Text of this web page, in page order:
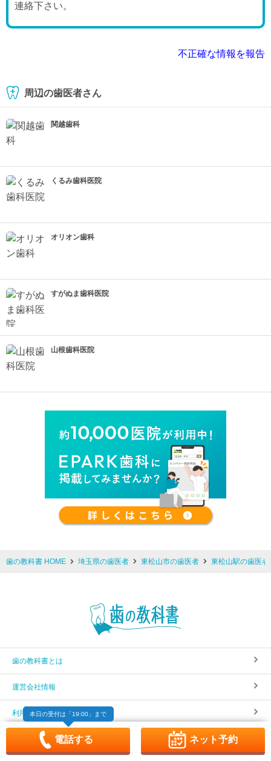
本日の受付は 「19:00」まで
電話する ネット予約
連絡下さい。
不正確な情報を報告
周辺の歯医者さん
関越歯科
くるみ歯科医院
オリオン歯科
すがぬま歯科医院
山根歯科医院
歯の教科書 HOME 埼玉県の歯医者 東松山市の歯医者 東松山駅の歯医者
歯の教科書とは
運営会社情報
利用規約
掲載規約